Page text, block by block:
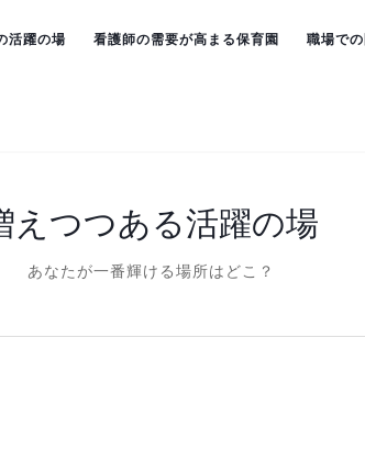
活躍の場 看護師の需要が高まる保育園 職場で
えつつある活躍の場
あなたが一番輝ける場所はどこ？